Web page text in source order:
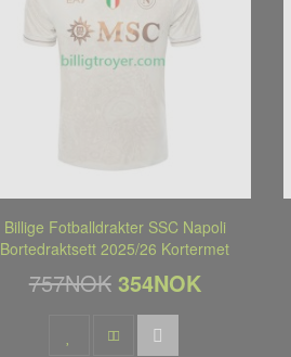
Billige Fotballdrakter SSC Napoli
Bortedraktsett 2025/26 Kortermet
757NOK 354NOK